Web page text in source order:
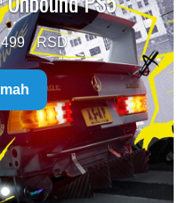
Price
range:
499 $
through
1.499 $